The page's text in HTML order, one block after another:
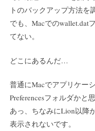
トのバックアップ方法を
でも、Macでのwallet.dat
てない。
どこにあるんだ…
普通にMacでアプリケー
Preferencesフォルダかと
あっ、ちなみにLion以降
表示されないです。